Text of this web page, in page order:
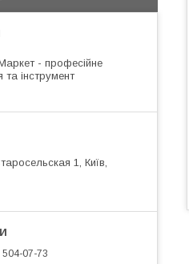
- професійне
інструмент
1, Київ,
07-73